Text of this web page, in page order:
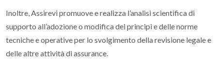
Inoltre, Assirevi promuove e realizza l’analisi scientifica di
supporto all’adozione o modifica dei principi e delle norme
tecniche e operative per lo svolgimento della revisione legale e
delle altre attività diassurance.